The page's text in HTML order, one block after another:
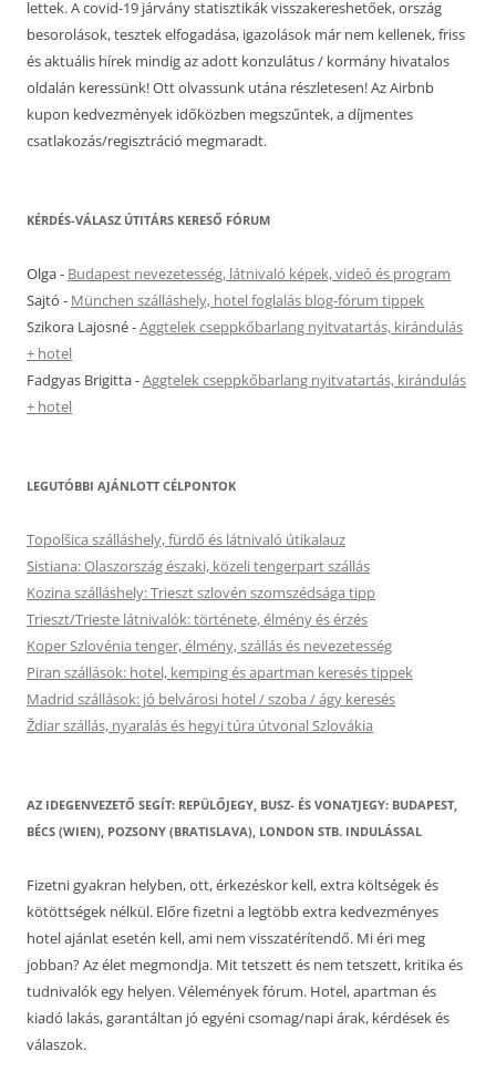
lettek. A covid-19 járvány statisztikák visszakereshetőek, ország
besorolások, tesztek elfogadása, igazolások már nem kellenek, friss
és aktuális hírek mindig az adott konzulátus / kormány hivatalos
oldalán keressünk! Ott olvassunk utána részletesen! Az Airbnb
kupon kedvezmények időközben megszűntek, a díjmentes
csatlakozás/regisztráció megmaradt.
KÉRDÉS-VÁLASZ ÚTITÁRS KERESŐ FÓRUM
Olga- Budapest nevezetesség, látnivaló képek, videó és program
Sajtó - München szálláshely, hotel foglalás blog-fórum tippek
Szikora Lajosné-Aggtelek cseppkőbarlang nyitvatartás, kirándulás
+ hotel
Fadgyas Brigitta-Aggtelek cseppkőbarlang nyitvatartás, kirándulás
+ hotel
LEGUTÓBBI AJÁNLOTT CÉLPONTOK
Topolšica szálláshely, fürdő és látnivaló útikalauz
Sistiana: Olaszország északi, közeli tengerpart szállás
Kozina szálláshely: Trieszt szlovén szomszédsága tipp
Trieszt/Trieste látnivalók: története, élmény és érzés
Koper Szlovénia tenger, élmény, szállás és nevezetesség
Piran szállások: hotel, kemping és apartman keresés tippek
Madrid szállások: jó belvárosi hotel / szoba / ágy keresés
Ždiar szállás, nyaralás és hegyi túra útvonal Szlovákia
AZ IDEGENVEZETŐ SEGÍT: REPÜLŐJEGY, BUSZ- ÉS VONATJEGY: BUDAPEST,
BÉCS (WIEN), POZSONY (BRATISLAVA), LONDON STB. INDULÁSSAL
Fizetni gyakran helyben, ott, érkezéskor kell, extra költségek és
kötöttségek nélkül. Előre fizetni a legtöbb extra kedvezményes
hotel ajánlat esetén kell, ami nem visszatérítendő. Mi éri meg
jobban? Az élet megmondja. Mit tetszett és nem tetszett, kritika és
tudnivalók egy helyen. Vélemények fórum. Hotel, apartman és
kiadó lakás, garantáltan jó egyéni csomag/napi árak, kérdések és
válaszok.